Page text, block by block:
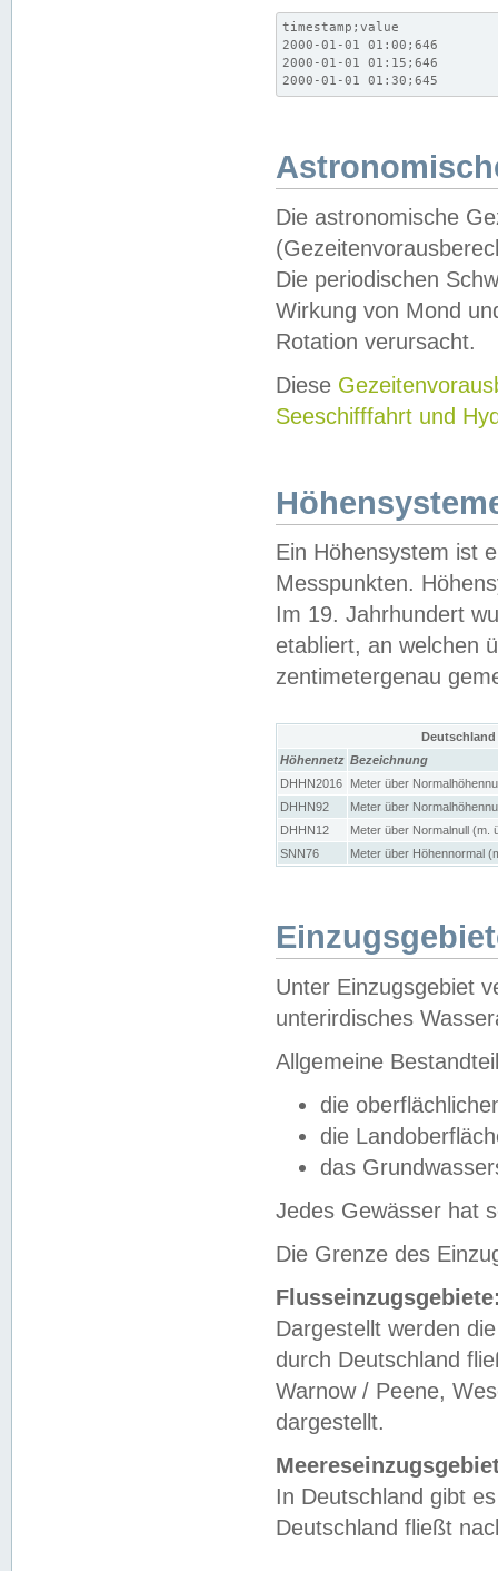
timestamp;value
2000-01-01 01:00;646
2000-01-01 01:15;646
2000-01-01 01:30;645
Die astronomische
Die periodischen
Wirkung von Mond
Rotation verursacht.
Diese
Seeschifffahrt und
Ein Höhensystem ist
Messpunkten.
Im 19. Jahrhundert
etabliert, an welchen
zentimetergenau
Höhennetz Bezeichnung
DHHN2016
Meter über
DHHN92
Meter über
DHHN12
Meter über Normalnull (m.
SNN76
Meter über Höhennormal
Unter Einzugsgebiet
unterirdisches
Allgemeine
die
die
das
Jedes Gewässer hat
Die Grenze des
Dargestellt werden
durch Deutschland
Warnow / Peene,
dargestellt.
In Deutschland gibt
Deutschland fließt